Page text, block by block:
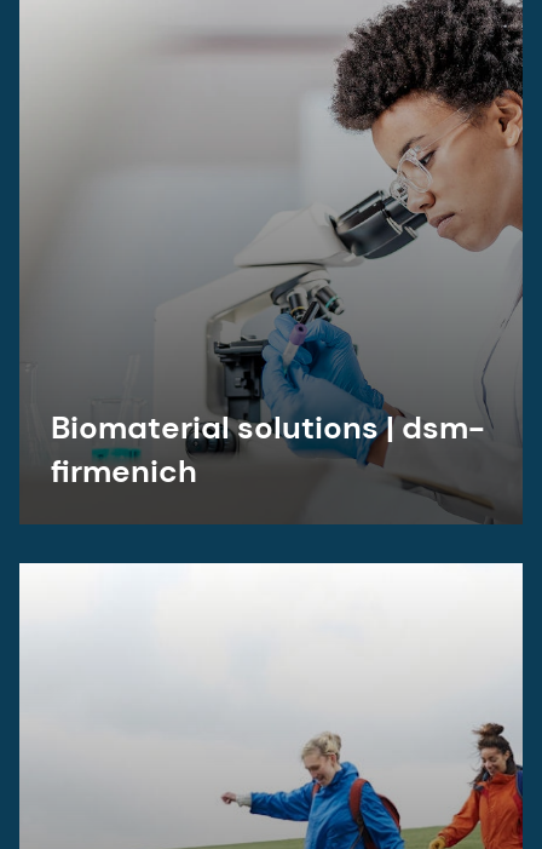
Biomaterial solutions | dsm-
firmenich